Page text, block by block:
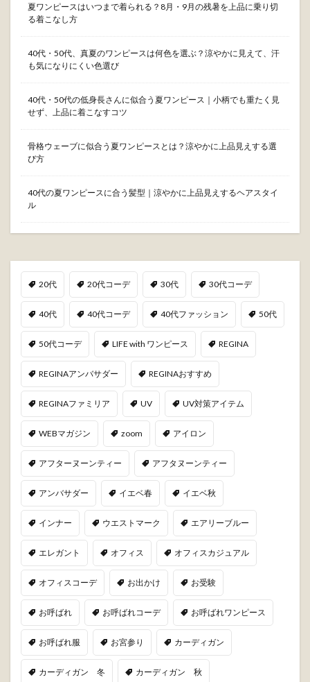
夏ワンピースはいつまで着られる？8月・9月の残暑を上品に乗り切
る着こなし方
40代・50代、真夏のワンピースは何色を選ぶ？涼やかに見えて、汗
も気になりにくい色選び
40代・50代の低身長さんに似合う夏ワンピース｜小柄でも重たく見
せず、上品に着こなすコツ
骨格ウェーブに似合う夏ワンピースとは？涼やかに上品見えする選
び方
40代の夏ワンピースに合う髪型｜涼やかに上品見えするヘアスタイ
ル
20代 20代コーデ 30代 30代コーデ
40代 40代コーデ 40代ファッション 50代
50代コーデ LIFE with ワンピース REGINA
REGINAアンバサダー REGINAおすすめ
REGINAファミリア UV UV対策アイテム
WEBマガジン zoom アイロン
アフターヌーンティー アフタヌーンティー
アンバサダー イエベ春 イエベ秋
インナー ウエストマーク エアリーブルー
エレガント オフィス オフィスカジュアル
オフィスコーデ お出かけ お受験
お呼ばれ お呼ばれコーデ お呼ばれワンピース
お呼ばれ服 お宮参り カーディガン
カーディガン 冬 カーディガン 秋